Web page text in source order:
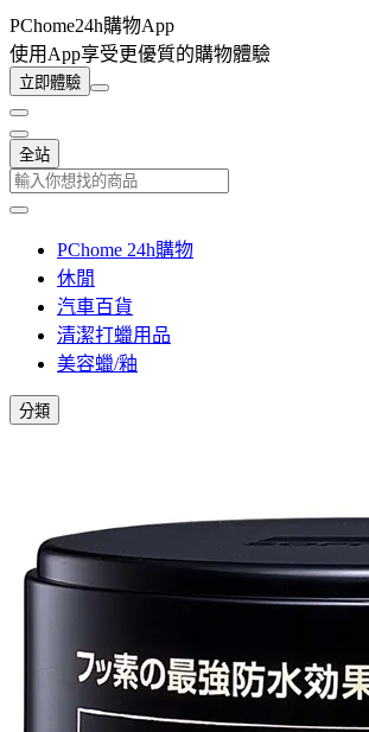
PChome24h購物App
使用App享受更優質的購物體驗
立即體驗
全站
PChome 24h購物
休閒
汽車百貨
清潔打蠟用品
美容蠟/釉
分類